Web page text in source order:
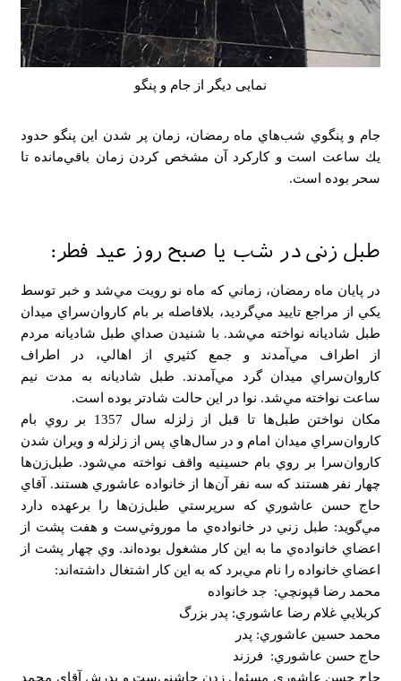
نمایی دیگر از جام و پنگو
جام و پنگوي شب‌هاي ماه رمضان، زمان پر شدن اين پنگو حدود
يك ساعت است و كاركرد آن مشخص كردن زمان باقي‌مانده تا
سحر بوده است.
طبل زنی در شب یا صبح روز عید فطر:
در پايان ماه رمضان، زماني كه ماه نو رويت مي‌شد و خبر توسط
يكي از مراجع تاييد مي‌گرديد، بلافاصله بر بام كاروان‌سراي ميدان
طبل شاديانه نواخته مي‌شد. با شنيدن صداي طبل شاديانه مردم
از اطراف مي‌آمدند و جمع كثيري از اهالي، در اطراف
كاروان‌سراي ميدان گرد مي‌آمدند. طبل شاديانه به مدت نيم
ساعت نواخته مي‌شد. نوا در اين حالت شادتر بوده است.
مكان نواختن طبل‌ها تا قبل از زلزله سال 1357 بر روي بام
كاروان‌سراي ميدان امام و در سال‌هاي پس از زلزله و ويران شدن
كاروان‌سرا بر روي بام حسينيه واقف نواخته مي‌شود. طبل‌زن‌ها
چهار نفر هستند كه سه نفر آن‌ها از خانواده عاشوري هستند. آقاي
حاج حسن عاشوري كه سرپرستي طبل‌زن‌ها را برعهده دارد
مي‌گويد: طبل زني در خانواده‌ي ما موروثي‌ست و هفت پشت از
اعضاي خانواده‌ي ما به اين كار مشغول بوده‌اند. وي چهار پشت از
اعضاي خانواده را نام مي‌برد كه به اين كار اشتغال داشته‌اند:
محمد رضا قپونچي: جد خانواده
كربلايي غلام رضا عاشوري: پدر بزرگ
محمد حسين عاشوري: پدر
حاج حسن عاشوري: فرزند
حاج حسن عاشوري مسئول زدن چاشني‌ست و پدرش آقاي محمد